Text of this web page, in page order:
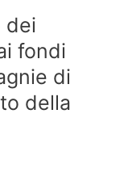
dei
fondi
di
della